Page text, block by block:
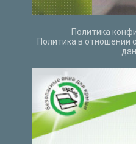
Политика
Политика в отношении